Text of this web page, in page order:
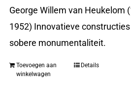
George Willem van Heukelom
1952) Innovatieve constructies
sobere monumentaliteit.
Toevoegen aan
winkelwagen
Details